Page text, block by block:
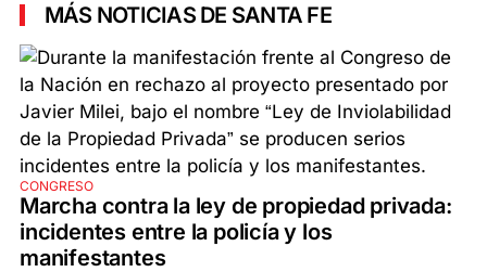
MÁS NOTICIAS DE SANTA FE
CONGRESO
Marcha contra la ley de propiedad privada:
incidentes entre la policía y los
manifestantes